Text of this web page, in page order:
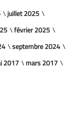
juillet 2025
février 2025
septembre 2024
2017
mars 2017